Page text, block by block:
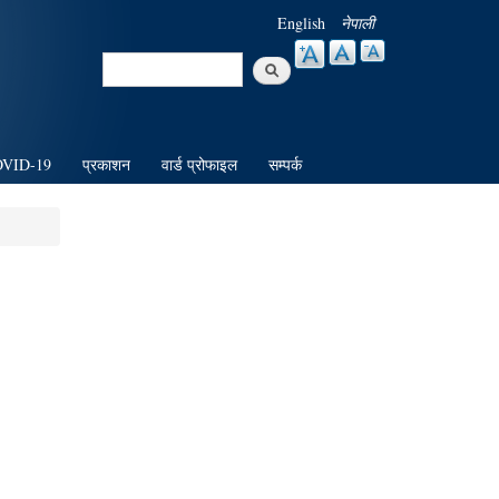
English नेपाली
Search
19 प्रकाशन वार्ड प्रोफाइल सम्पर्क